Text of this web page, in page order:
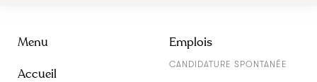
Menu
Accueil
Emplois
CANDIDATURE SPONTANÉE